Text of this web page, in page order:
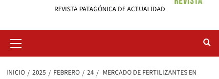
REVISTA PATAGÓNICA DE ACTUALIDAD
primario
INICIO 2025 FEBRERO 24
MERCADO DE FERTILIZANTES EN